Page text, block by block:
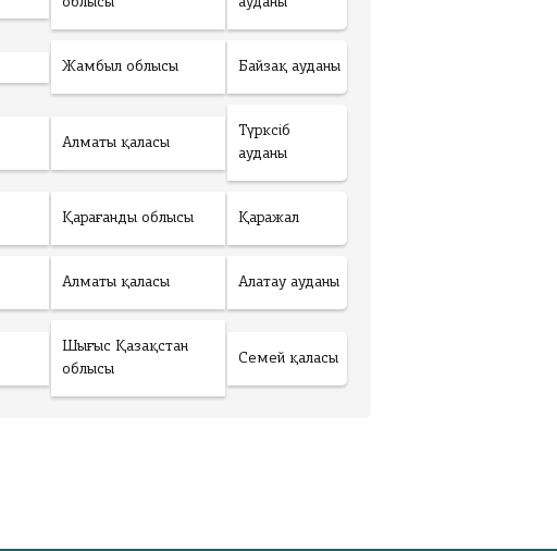
Жамбыл облысы Байзақ ауданы
Алматы қаласы
Түрксіб
ауданы
Қарағанды облысы Қаражал
Алматы қаласы Алатау ауданы
Шығыс Қазақстан
облысы
Семей қаласы